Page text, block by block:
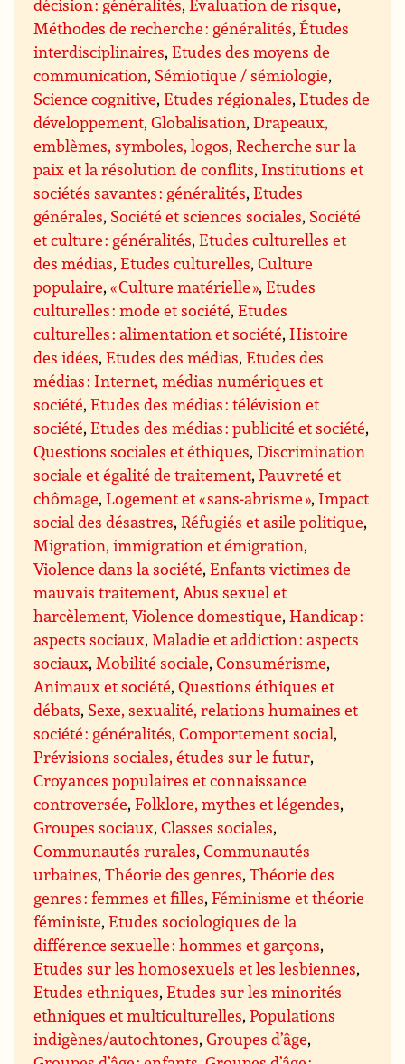
décision : généralités,Evaluation de risque,
Méthodes de recherche : généralités,Études
interdisciplinaires,Etudes des moyens de
communication, Sémiotique / sémiologie,
Science cognitive,Etudes régionales,Etudes de
développement,Globalisation,Drapeaux,
emblèmes, symboles, logos,Recherche sur la
paix et la résolution de conflits, Institutions et
sociétés savantes : généralités,Etudes
générales, Société et sciences sociales, Société
et culture : généralités,Etudes culturelles et
des médias,Etudes culturelles,Culture
populaire,« Culture matérielle »,Etudes
culturelles : mode et société,Etudes
culturelles : alimentation et société,Histoire
des idées,Etudes des médias,Etudes des
médias : Internet, médias numériques et
société,Etudes des médias : télévision et
société,Etudes des médias : publicité et société,
Questions sociales et éthiques,Discrimination
sociale et égalité de traitement,Pauvreté et
chômage,Logement et « sans-abrisme », Impact
social des désastres,Réfugiés et asile politique,
Migration, immigration et émigration,
Violence dans la société,Enfants victimes de
mauvais traitement,Abus sexuel et
harcèlement,Violence domestique,Handicap :
aspects sociaux,Maladie et addiction : aspects
sociaux,Mobilité sociale,Consumérisme,
Animaux et société,Questions éthiques et
débats, Sexe, sexualité, relations humaines et
société : généralités,Comportement social,
Prévisions sociales, études sur le futur,
Croyances populaires et connaissance
controversée,Folklore, mythes et légendes,
Groupes sociaux,Classes sociales,
Communautés rurales,Communautés
urbaines,Théorie des genres,Théorie des
genres : femmes et filles,Féminisme et théorie
féministe,Etudes sociologiques de la
différence sexuelle : hommes et garçons,
Etudes sur les homosexuels et les lesbiennes,
Etudes ethniques,Etudes sur les minorités
ethniques et multiculturelles,Populations
indigènes/autochtones,Groupes d’âge,